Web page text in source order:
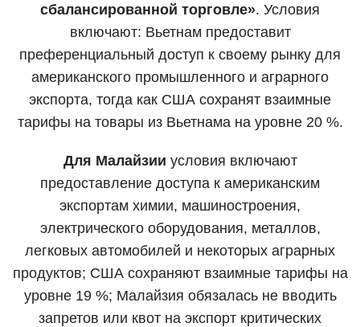
сбалансированной торговле». Условия
включают: Вьетнам предоставит
преференциальный доступ к своему рынку для
американского промышленного и аграрного
экспорта, тогда как США сохранят взаимные
тарифы на товары из Вьетнама на уровне 20 %.
Для Малайзии условия включают
предоставление доступа к американским
экспортам химии, машиностроения,
электрического оборудования, металлов,
легковых автомобилей и некоторых аграрных
продуктов; США сохраняют взаимные тарифы на
уровне 19 %; Малайзия обязалась не вводить
запретов или квот на экспорт критических